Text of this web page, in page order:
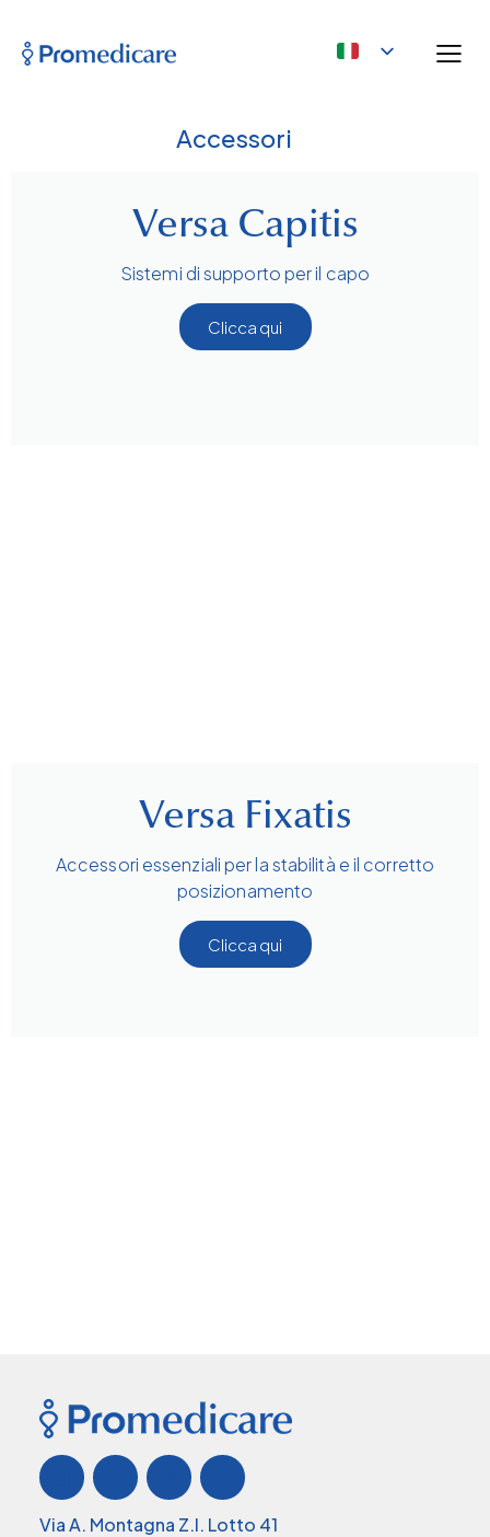
Accessori
Versa Capitis
Sistemi di supporto per il capo
Clicca qui
Versa Fixatis
Accessori essenziali per la stabilità e il corretto
posizionamento
Clicca qui
Via A. Montagna Z.I. Lotto 41